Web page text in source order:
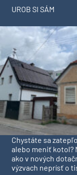
UROB SI SÁM
Chystáte sa
alebo meniť kotol?
ako v nových
výzvach neprísť o